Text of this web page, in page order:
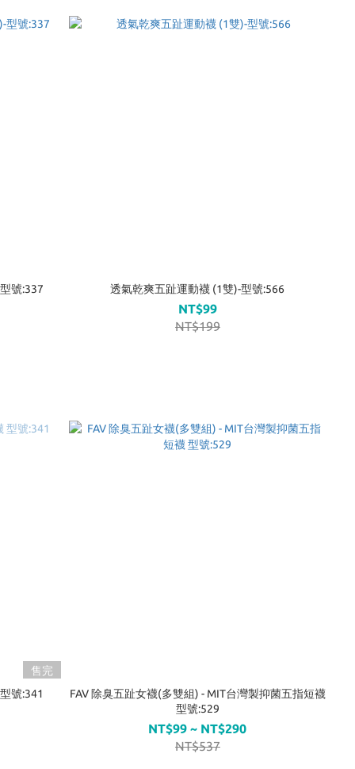
號:337 透氣乾爽五趾運動襪 (1雙)-型號:566
NT$99
NT$199
售完
號:341
FAV 除臭五趾女襪(多雙組) - MIT台灣製抑菌五指短襪
型號:529
NT$99 ~ NT$290
NT$537